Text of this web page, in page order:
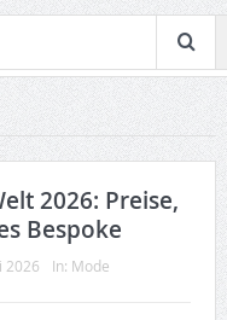
2026: Preise,
Bespoke
2026 In: Mode